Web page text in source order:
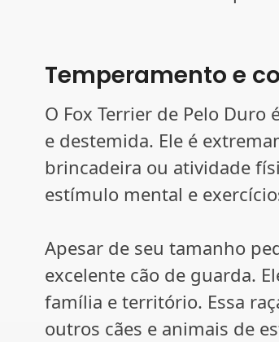
Temperamento e
O Fox Terrier de Pelo
e destemida. Ele é
brincadeira ou atividade
estímulo mental e
Apesar de seu tamanho
excelente cão de guarda.
família e território. Essa
outros cães e animais de